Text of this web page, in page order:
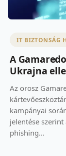
IT BIZTONSÁG
A
Ukrajna
Az orosz
kampányai
jelentése
phishing...